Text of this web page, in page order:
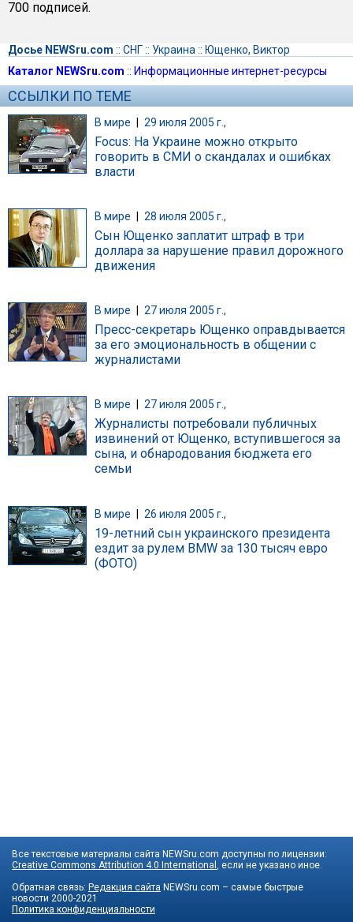
700 подписей.
Досье NEWSru.com :: СНГ:: Украина :: Ющенко, Виктор
Каталог NEWSru.com :: Информационные интернет-ресурсы
ССЫЛКИ ПО ТЕМЕ
В мире | 29 июля 2005 г.,
Focus: На Украине можно открыто
говорить в СМИ о скандалах и ошибках
власти
В мире 28 июля 2005 г.,
Сын Ющенко заплатит штраф в три
доллара за нарушение правил дорожного
движения
В мире 27 июля 2005 г.,
Пресс-секретарь Ющенко оправдывается
за его эмоциональность в общении с
журналистами
В мире 27 июля 2005 г.,
Журналисты потребовали публичных
извинений от Ющенко, вступившегося за
сына, и обнародования бюджета его
семьи
В мире | 26 июля 2005 г.,
19-летний сын украинского президента
ездит за рулем BMW за 130 тысяч евро
(ФОТО)
Все текстовые материалы сайта NEWSru.com доступны по лицензии:
Creative Commons Attribution 4.0 International , если не указано иное.
Обратная связь: Редакция сайта NEWSru.com – самые быстрые
новости 2000-2021
Политика конфиденциальности